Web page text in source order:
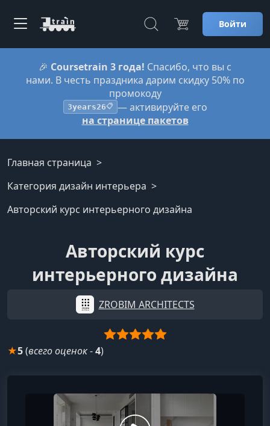
Войти
🎉 Coursetrain 3 года! Спасибо, что вы с
нами. В честь праздника дарим скидку 50% по
промокоду
3years26📋 — активируйте его
на странице пакетов
Главная страница
Категория дизайн интерьера
Авторский курс интерьерного дизайна
Авторский курс
интерьерного дизайна
ZROBIM ARCHITECTS
★5(всего оценок-4)